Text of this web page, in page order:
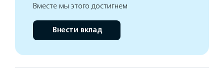
Вместе мы этого достигнем
Внести вклад